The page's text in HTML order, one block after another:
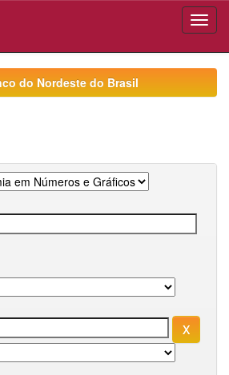
do Nordeste do Brasil